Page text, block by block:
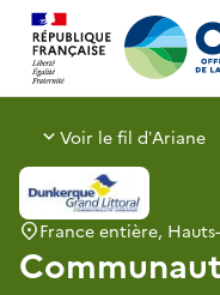
Office
Voir le fil d’Ariane
France entière,
Panneau de gestion des